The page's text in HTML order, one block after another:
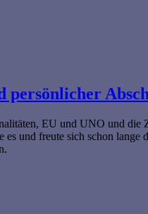
persönlicher
EU und UNO und
und freute sich schon